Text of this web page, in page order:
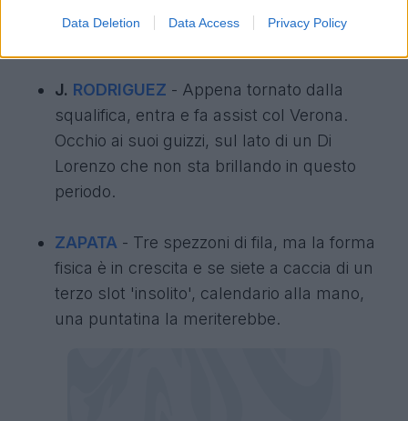
Data Deletion Data Access Privacy Policy
incidere. Ma i derby, si sa, fanno tirare fuori
J. RODRIGUEZ - Appena tornato dalla
squalifica, entra e fa assist col Verona.
Occhio ai suoi guizzi, sul lato di un Di
Lorenzo che non sta brillando in questo
periodo.
ZAPATA - Tre spezzoni di fila, ma la forma
fisica è in crescita e se siete a caccia di un
terzo slot 'insolito', calendario alla mano,
una puntatina la meriterebbe.